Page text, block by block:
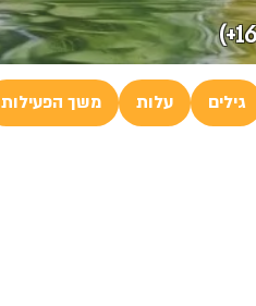
גילים עלות משך הפעילות